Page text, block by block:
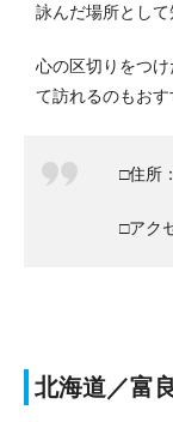
詠んだ場所として
心の区切りをつ
て訪れるのもおす
□住所
□アク
北海道／富